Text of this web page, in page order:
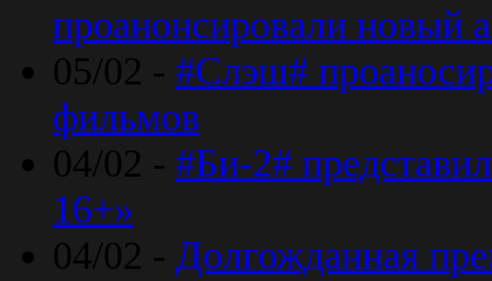
проанонсировали новый
05/02 - #Слэш#
фильмов
04/02 - #Би-2#
16+»
04/02 - Долгожданная